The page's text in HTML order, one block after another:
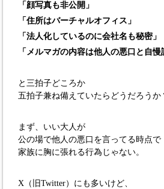
「顔写真も非公開」
「住所はバーチャルオフィス」
「法人化しているのに会社名も秘密」
「メルマガの内容は他人の悪口と自慢
と三拍子どころか
五拍子兼ね備えていたらどうだろうか
まず、いい大人が
公の場で他人の悪口を言ってる時点で
家族に胸に張れる行為じゃない。
X（旧Twitter）にも多いけど、